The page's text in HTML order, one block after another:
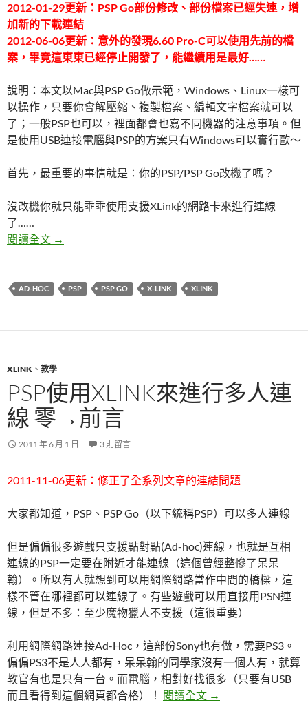
2012-01-29更新：PSP Go部份修改、部份檔案已經失連，增
加新的下載連結
2012-06-06更新：意外的發現6.60 Pro-C可以使用先前的檔
案，畢竟這東東已經停止開發了，能繼續用是最好……
說明：本文以Mac與PSP Go做示範，Windows、Linux一樣可
以操作，只要你會解壓縮、複製檔案、編輯文字檔案就可以
了；一般PSP也可以，裡面都會也寫不同機器的注意事項。但
是使用USB連接電腦與PSP的方案只有Windows可以實行歐～
首先，最重要的事情就是：你的PSP/PSP Go改機了嗎？
沒改機你就只能乖乖使用支援XLink的網路卡來進行連線
了……
閱讀全文 PSP使用X-Link來進行多人連線 一→PSP端設定
→
AD-HOC PSP PSP GO X-LINK XLINK
XLINK 、 教學
PSP使用XLINK來進行多人連
線 零→前言
2011 年 6 月 1 日 3 則留言
2011-11-06更新：修正了全系列文章的連結問題
大家都知道，PSP、PSP Go（以下統稱PSP）可以多人連線
但是偏偏很多遊戲只支援點對點(Ad-hoc)連線，也就是互相
連線的PSP一定要在附近才能連線（這個曾經整慘了呆呆
翰）。所以有人就想到可以用網際網路當作中間的橋樑，這
樣不管在哪裡都可以連線了。有些遊戲可以用直接用PSN連
線，但是不多：至少魔物獵人不支援（這很重要）
利用網際網路連接Ad-Hoc，這部份Sony也有做，需要PS3。
偏偏PS3不是人人都有，呆呆翰的同學家沒有一個人有，就算
教官有也是只有一台。而電腦，相對好找很多（只要有USB
而且看得到這個網頁都合格）！ 閱讀全文 PSP使用XLink來進
→